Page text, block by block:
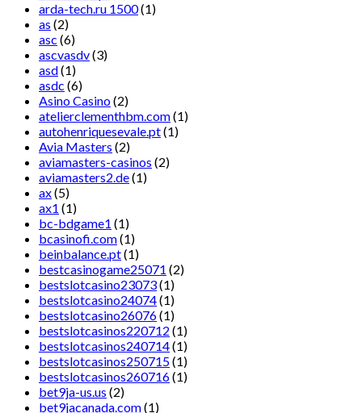
arda-tech.ru 1500(1)
as (2)
asc (6)
ascvasdv(3)
asd(1)
asdc (6)
Asino Casino(2)
atelierclementhbm.com(1)
autohenriquesevale.pt(1)
Avia Masters (2)
aviamasters-casinos (2)
aviamasters2.de(1)
ax(5)
ax1 (1)
bc-bdgame1 (1)
bcasinofi.com(1)
beinbalance.pt(1)
bestcasinogame25071 (2)
bestslotcasino23073(1)
bestslotcasino24074(1)
bestslotcasino26076(1)
bestslotcasinos220712 (1)
bestslotcasinos240714(1)
bestslotcasinos250715(1)
bestslotcasinos260716(1)
bet9ja-us.us (2)
bet9jacanada.com(1)